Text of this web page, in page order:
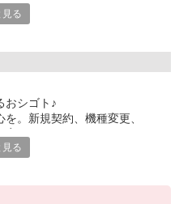
入OK！！
♪
センター、受付
見る
おシゴト♪
。新規契約、機種変更、
見る